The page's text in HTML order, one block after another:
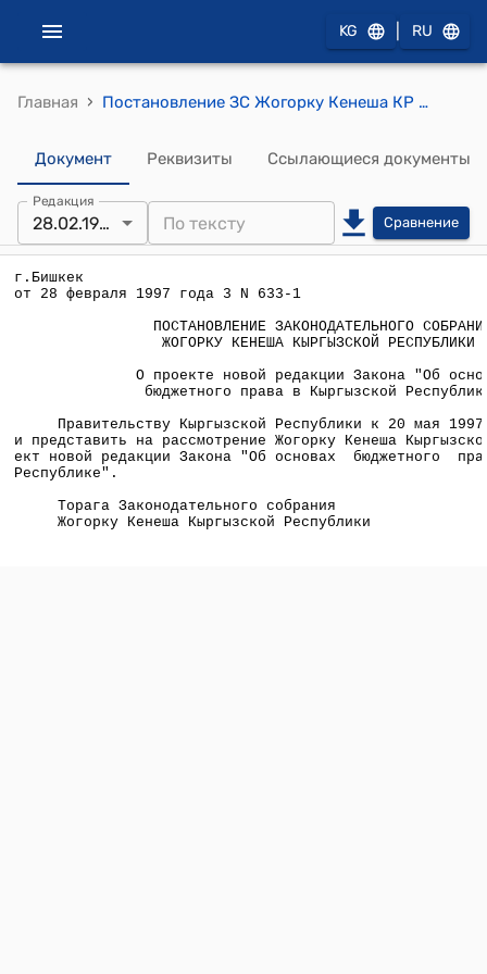
KG RU
Главная › Постановление ЗС Жогорку Кенеша КР от 28 февраля 1997 года З №633-1 "О проекте новой редакции Закона "Об основах бюджетного права в Кыргызской Республике"
Документ Реквизиты Ссылающиеся документы
Редакция
28.02.1997 Сравнение